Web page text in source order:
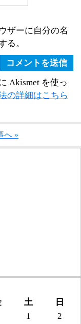
ザーに自分の名
る。
Akismet を使っ
の詳細はこちら
へ »
土
日
1
2